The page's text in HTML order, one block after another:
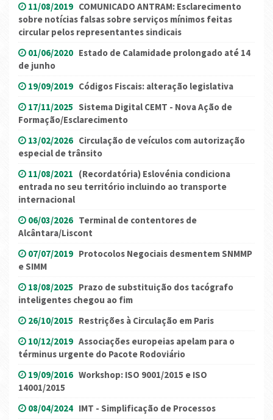
11/08/2019 COMUNICADO ANTRAM: Esclarecimento
sobre notícias falsas sobre serviços mínimos feitas
circular pelos representantes sindicais
01/06/2020 Estado de Calamidade prolongado até 14
de junho
19/09/2019 Códigos Fiscais: alteração legislativa
17/11/2025 Sistema Digital CEMT - Nova Ação de
Formação/Esclarecimento
13/02/2026 Circulação de veículos com autorização
especial de trânsito
11/08/2021 (Recordatória) Eslovénia condiciona
entrada no seu território incluindo ao transporte
internacional
06/03/2026 Terminal de contentores de
Alcântara/Liscont
07/07/2019 Protocolos Negociais desmentem SNMMP
e SIMM
18/08/2025 Prazo de substituição dos tacógrafo
inteligentes chegou ao fim
26/10/2015 Restrições à Circulação em Paris
10/12/2019 Associações europeias apelam para o
términus urgente do Pacote Rodoviário
19/09/2016 Workshop: ISO 9001/2015 e ISO
14001/2015
08/04/2024 IMT - Simplificação de Processos